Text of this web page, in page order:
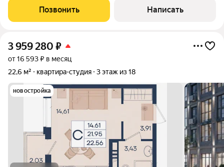
дом, квартира в предчистовой отделке, с великолепным
видом на город.Есть
Позвонить Написать
3 959 280 ₽
от 16 593 ₽ в месяц
22,6 м²
квартира-студия 3 этаж из 18
новостройка